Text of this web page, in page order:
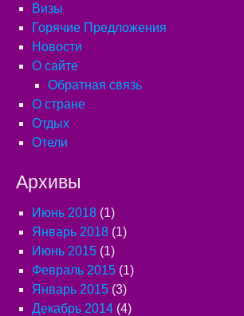
Визы
Горячие Предложения
Новости
О сайте
Обратная связь
О стране
Отдых
Отели
Архивы
Июнь 2018 (1)
Январь 2018 (1)
Июнь 2015 (1)
Февраль 2015 (1)
Январь 2015 (3)
Декабрь 2014 (4)